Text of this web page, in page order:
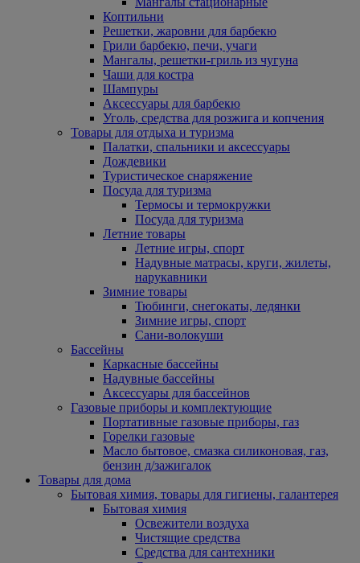
Коптильни
Решетки, жаровни для барбекю
Грили барбекю, печи, учаги
Мангалы, решетки-гриль из чугуна
Чаши для костра
Шампуры
Аксессуары для барбекю
Уголь, средства для розжига и копчения
Товары для отдыха и туризма
Палатки, спальники и аксессуары
Дождевики
Туристическое снаряжение
Посуда для туризма
Термосы и термокружки
Посуда для туризма
Летние товары
Летние игры, спорт
Надувные матрасы, круги, жилеты,
нарукавники
Зимние товары
Тюбинги, снегокаты, ледянки
Зимние игры, спорт
Сани-волокуши
Бассейны
Каркасные бассейны
Надувные бассейны
Аксессуары для бассейнов
Газовые приборы и комплектующие
Портативные газовые приборы, газ
Горелки газовые
Масло бытовое, смазка силиконовая, газ,
бензин д/зажигалок
Товары для дома
Бытовая химия, товары для гигиены, галантерея
Бытовая химия
Освежители воздуха
Чистящие средства
Средства для сантехники